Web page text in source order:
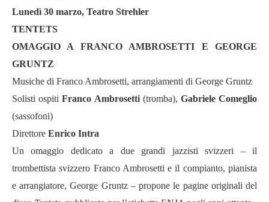
Lunedì 30 marzo, Teatro Strehler
TENTETS
OMAGGIO A FRANCO AMBROSETTI E GEORGE
GRUNTZ
Musiche di Franco Ambrosetti, arrangiamenti di George Gruntz
Solisti ospitiFranco Ambrosetti(tromba), Gabriele Comeglio
(sassofoni)
Direttore Enrico Intra
Un omaggio dedicato a due grandi jazzisti svizzeri – il
trombettista svizzero Franco Ambrosetti e il compianto, pianista
e arrangiatore, George Gruntz – propone le pagine originali del